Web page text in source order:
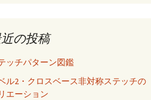
の投稿
ッチパターン図鑑
ル2・クロスベース非対称ステッチの
エーション